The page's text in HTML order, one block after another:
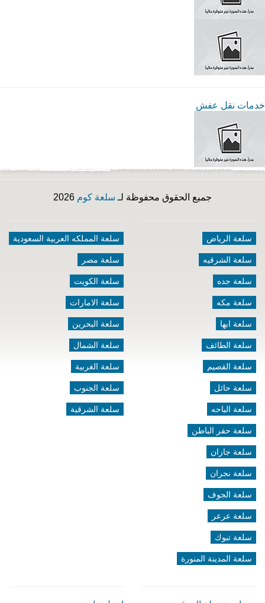
خدمات نقل عفش
جميع الحقوق محفوظة لـ سلعة كوم
سلعة الرياض
سلعة الشرقيه
سلعة جده
سلعة مكه
سلعة ابها
سلعة الطائف
سلعة القصيم
سلعة حائل
سلعة الباحه
سلعة حفر الباطن
سلعة جازان
سلعة نجران
سلعة الجوف
سلعة عرعر
سلعة تبوك
سلعة المدينة المنورة
سلعة المملكه العربية السعودية
سلعة مصر
سلعة الكويت
سلعة الامارات
سلعة البحرين
سلعة الشمال
سلعة الغربية
سلعة الجنوب
سلعة الشرقية